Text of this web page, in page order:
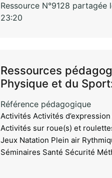
Ressource N°9128 partagée
23:20
Ressources
Physique et du
Référence pédagogique
Activités Activités
Activités sur roue(s) et
Jeux Natation Plein air
Séminaires Santé Sécurité